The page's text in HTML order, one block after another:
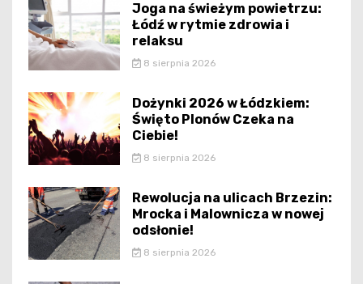
Joga na świeżym powietrzu:
Łódź w rytmie zdrowia i
relaksu
8 sierpnia 2026
Dożynki 2026 w Łódzkiem:
Święto Plonów Czeka na
Ciebie!
8 sierpnia 2026
Rewolucja na ulicach Brzezin:
Mrocka i Malownicza w nowej
odsłonie!
8 sierpnia 2026